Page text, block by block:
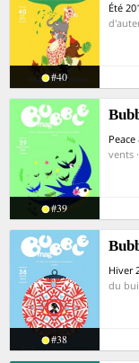
Été
#40
vents
#39
Hiver
du
#38